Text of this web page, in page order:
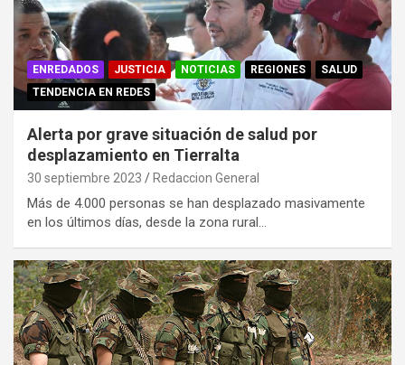
ENREDADOS JUSTICIA NOTICIAS REGIONES
SALUD
TENDENCIA EN REDES
Alerta por grave situación de salud por
desplazamiento en Tierralta
30 septiembre 2023 Redaccion General
Más de 4.000 personas se han desplazado masivamente
en los últimos días, desde la zona rural…